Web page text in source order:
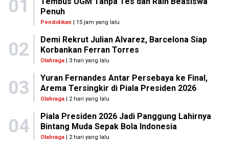
01
Penuh
Pendidikan | 15 jam yang lalu
02
Demi Rekrut Julian Alvarez, Barcelona Siap
Korbankan Ferran Torres
Olahraga| 3 hari yang lalu
03
Yuran Fernandes Antar Persebaya ke Final,
Arema Tersingkir di Piala Presiden 2026
Olahraga| 2 hari yang lalu
04
Piala Presiden 2026 Jadi Panggung Lahirnya
Bintang Muda Sepak Bola Indonesia
Olahraga| 2 hari yang lalu